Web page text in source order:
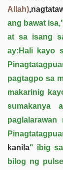
Allah)
ang bawat
at sa isang
ay:Hali kayo
pagtagpo sa
makarinig
sumakanya
kanila" ibig
bilog ng